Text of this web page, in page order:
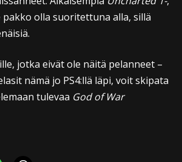
pakko olla suoritettuna alla, sillä
jotka eivät ole näitä pelanneet –
nämä jo PS4:llä läpi, voit skipata
tulevaa God of War